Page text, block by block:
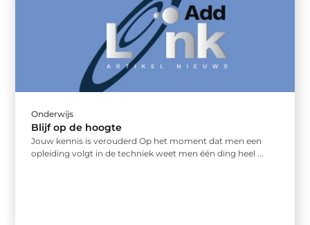
Onderwijs
Blijf op de hoogte
Jouw kennis is verouderd Op het moment dat men een
opleiding volgt in de techniek weet men één ding heel ...